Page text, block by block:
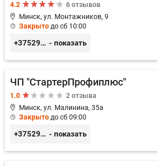
4.2
6 отзывов
Минск, ул. Монтажников, 9
Закрытодо сб 10:00
+375299395764 - показать
ЧП "СтартерПрофиплюс"
1.0
2 отзыва
Минск, ул. Малинина, 35а
Закрыто до сб 09:00
+375291023838 - показать